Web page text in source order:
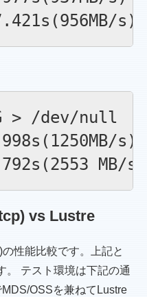
> /dev/null
s)
vs Lustre
性能比較です。上記と
。 テスト環境は下記の通
OSSを兼ねてLustre